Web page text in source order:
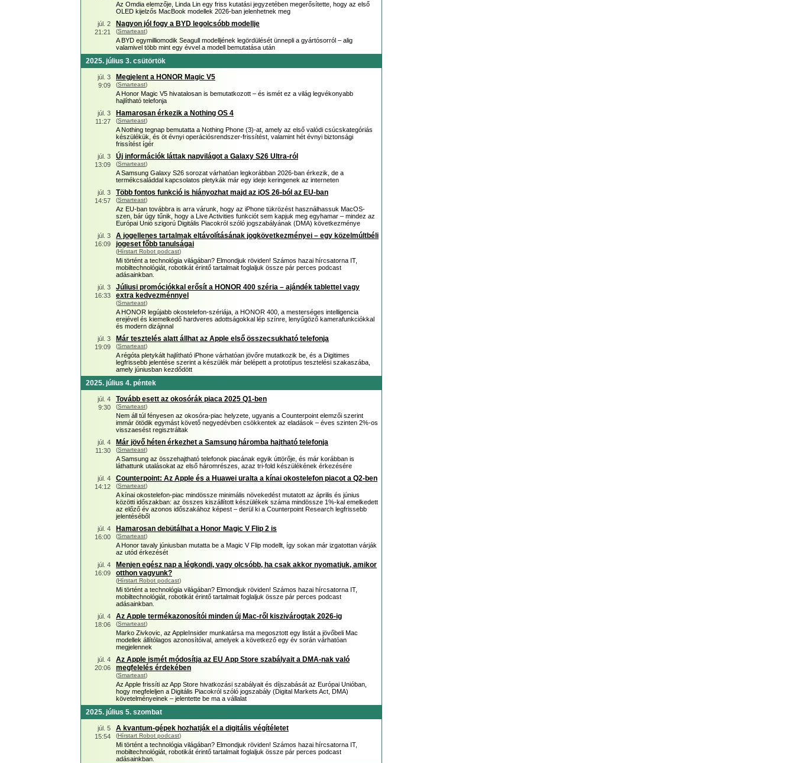
Az Omdia elemzője, Linda Lin egy friss kutatási jegyzetében megerősítette, hogy az első
OLED kijelzős MacBook modellek 2026-ban jelenhetnek meg
júl. 2
21:21
Nagyon jól fogy a BYD legolcsóbb modellje
(Smarteast)
A BYD egymilliomodik Seagull modelljének legördülését ünnepli a gyártósorról – alig
valamivel több mint egy évvel a modell bemutatása után
2025. július 3. csütörtök
júl. 3
9:09
Megjelent a HONOR Magic V5
(Smarteast)
A Honor Magic V5 hivatalosan is bemutatkozott – és ismét ez a világ legvékonyabb
hajlítható telefonja
júl. 3
11:27
Hamarosan érkezik a Nothing OS 4
(Smarteast)
A Nothing tegnap bemutatta a Nothing Phone (3)-at, amely az első valódi csúcskategóriás
készülékük, és öt évnyi operációsrendszer-frissítést, valamint hét évnyi biztonsági
frissítést ígér
júl. 3
13:09
Új információk láttak napvilágot a Galaxy S26 Ultra-ról
(Smarteast)
A Samsung Galaxy S26 sorozat várhatóan legkorábban 2026-ban érkezik, de a
termékcsaláddal kapcsolatos pletykák már egy ideje keringenek az interneten
júl. 3
14:57
Több fontos funkció is hiányozhat majd az iOS 26-ból az EU-ban
(Smarteast)
Az EU-ban továbbra is arra várunk, hogy az iPhone tükrözést használhassuk MacOS-
szen, bár úgy tűnik, hogy a Live Activities funkciót sem kapjuk meg egyhamar – mindez az
Európai Unió szigorú Digitális Piacokról szóló jogszabályának (DMA) következménye
júl. 3
16:09
A jogellenes tartalmak eltávolításának jogkövetkezményei – egy közelmúltbéli
jogeset főbb tanulságai
(Hírstart Robot podcast)
Mi történt a technológia világában? Elmondjuk röviden! Számos hazai hírcsatorna IT,
mobiltechnológiát, robotikát érintő tartalmait foglaljuk össze pár perces podcast
adásainkban.
júl. 3
16:33
Júliusi promóciókkal erősít a HONOR 400 széria – ajándék tablettel vagy
extra kedvezménnyel
(Smarteast)
A HONOR legújabb okostelefon-szériája, a HONOR 400, a mesterséges intelligencia
erejével és kiemelkedő hardveres adottságokkal lép színre, lenyűgöző kamerafunkciókkal
és modern dizájnnal
júl. 3
19:09
Már tesztelés alatt állhat az Apple első összecsukható telefonja
(Smarteast)
A régóta pletykált hajlítható iPhone várhatóan jövőre mutatkozik be, és a Digitimes
legfrissebb jelentése szerint a készülék már belépett a prototípus tesztelési szakaszába,
amely júniusban kezdődött
2025. július 4. péntek
júl. 4
9:30
Tovább esett az okosórák piaca 2025 Q1-ben
(Smarteast)
Nem áll túl fényesen az okosóra-piac helyzete, ugyanis a Counterpoint elemzői szerint
immár ötödik egymást követő negyedévben csökkentek az eladások – éves szinten 2%-os
visszaesést regisztráltak
júl. 4
11:30
Már jövő héten érkezhet a Samsung háromba hajtható telefonja
(Smarteast)
A Samsung az összehajtható telefonok piacának egyik úttörője, és már korábban is
láthattunk utalásokat az első háromrészes, azaz tri-fold készülékének érkezésére
júl. 4
14:12
Counterpoint: Az Apple és a Huawei uralta a kínai okostelefon piacot a Q2-ben
(Smarteast)
A kínai okostelefon-piac mindössze minimális növekedést mutatott az április és június
közötti időszakban: az összes kiszállított készülékek száma mindössze 1%-kal emelkedett
az előző év azonos időszakához képest – derül ki a Counterpoint Research legfrissebb
jelentéséből
júl. 4
16:00
Hamarosan debütálhat a Honor Magic V Flip 2 is
(Smarteast)
A Honor tavaly júniusban mutatta be a Magic V Flip modellt, így sokan már izgatottan várják
az utód érkezését
júl. 4
16:09
Menjen egész nap a légkondi, vagy olcsóbb, ha csak akkor nyomatjuk, amikor
otthon vagyunk?
(Hírstart Robot podcast)
Mi történt a technológia világában? Elmondjuk röviden! Számos hazai hírcsatorna IT,
mobiltechnológiát, robotikát érintő tartalmait foglaljuk össze pár perces podcast
adásainkban.
júl. 4
18:06
Az Apple termékazonosítói minden új Mac-ről kiszivárogtak 2026-ig
(Smarteast)
Marko Zivkovic, az AppleInsider munkatársa ma megosztott egy listát a jövőbeli Mac
modellek állítólagos azonosítóival, amelyek a következő egy év során várhatóan
megjelennek
júl. 4
20:06
Az Apple ismét módosítja az EU App Store szabályait a DMA-nak való
megfelelés érdekében
(Smarteast)
Az Apple frissíti az App Store hivatkozási szabályait és díjszabását az Európai Unióban,
hogy megfeleljen a Digitális Piacokról szóló jogszabály (Digital Markets Act, DMA)
követelményeinek – jelentette be ma a vállalat
2025. július 5. szombat
júl. 5
15:54
A kvantum-gépek hozhatják el a digitális végítéletet
(Hírstart Robot podcast)
Mi történt a technológia világában? Elmondjuk röviden! Számos hazai hírcsatorna IT,
mobiltechnológiát, robotikát érintő tartalmait foglaljuk össze pár perces podcast
adásainkban.